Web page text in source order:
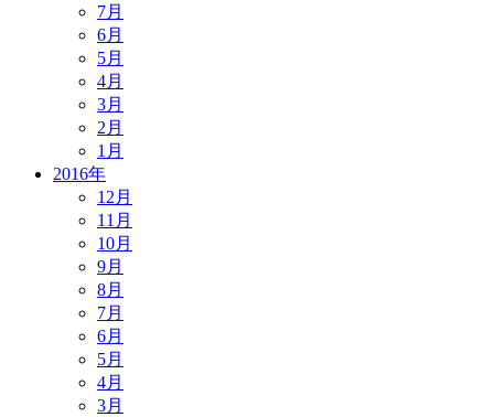
7月
6月
5月
4月
3月
2月
1月
2016年
12月
11月
10月
9月
8月
7月
6月
5月
4月
3月